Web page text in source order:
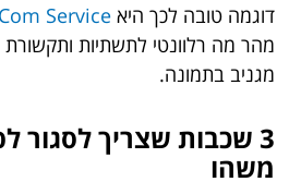
דוגמה טובה לכך היא Com Service
מהר מה רלוונטי לתשתיות
מגניב בתמונה.
3 שכבות שצריך לסגור
משהו